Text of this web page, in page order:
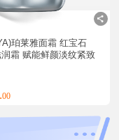
珀莱雅面霜 红宝石
霜 赋能鲜颜淡纹紧致
00